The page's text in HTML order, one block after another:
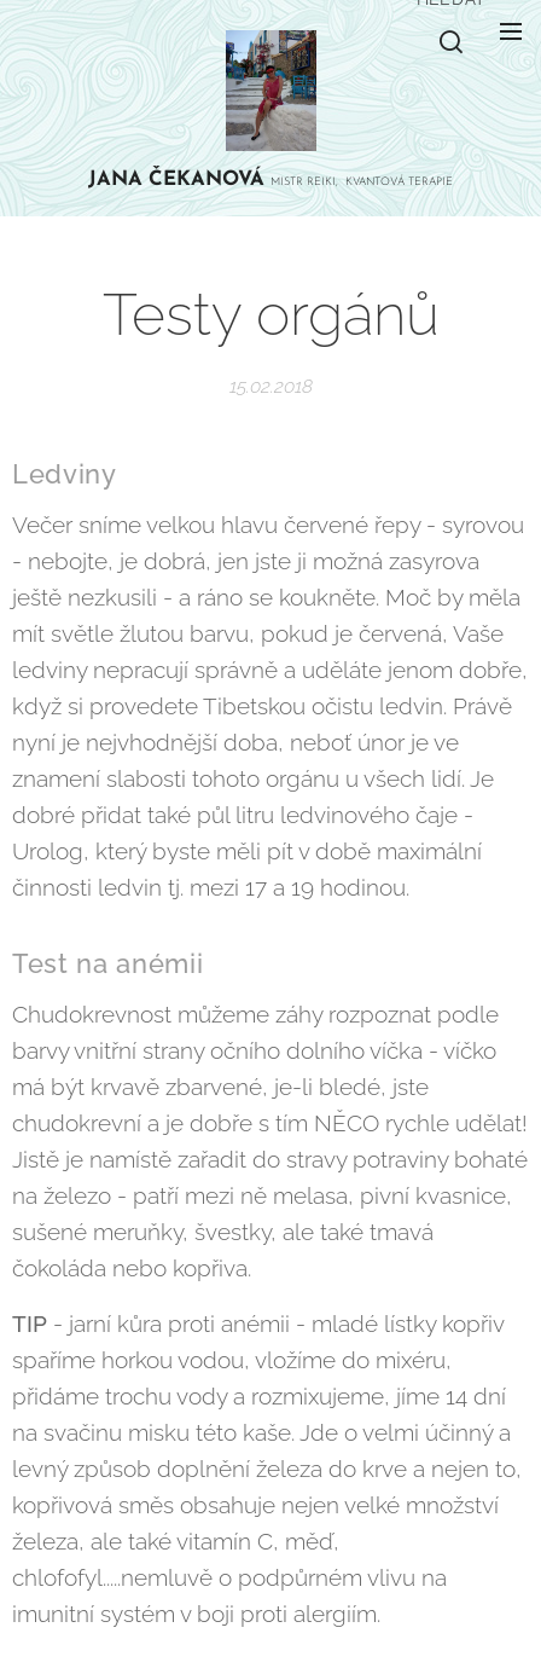
JANAČEKANOVÁ MISTR REIKI, KVANTOVÁ TERAPIE
Testy orgánů
15.02.2018
Ledviny
Večer sníme velkou hlavu červené řepy - syrovou
- nebojte, je dobrá, jen jste ji možná zasyrova
ještě nezkusili - a ráno se koukněte. Moč by měla
mít světle žlutou barvu, pokud je červená, Vaše
ledviny nepracují správně a uděláte jenom dobře,
když si provedete Tibetskou očistu ledvin. Právě
nyní je nejvhodnější doba, neboť únor je ve
znamení slabosti tohoto orgánu u všech lidí. Je
dobré přidat také půl litru ledvinového čaje -
Urolog, který byste měli pít v době maximální
činnosti ledvin tj. mezi 17 a 19 hodinou.
Test na anémii
Chudokrevnost můžeme záhy rozpoznat podle
barvy vnitřní strany očního dolního víčka - víčko
má být krvavě zbarvené, je-li bledé, jste
chudokrevní a je dobře s tím NĚCO rychle udělat!
Jistě je namístě zařadit do stravy potraviny bohaté
na železo - patří mezi ně melasa, pivní kvasnice,
sušené meruňky, švestky, ale také tmavá
čokoláda nebo kopřiva.
TIP - jarní kůra proti anémii - mladé lístky kopřiv
spaříme horkou vodou, vložíme do mixéru,
přidáme trochu vody a rozmixujeme, jíme 14 dní
na svačinu misku této kaše. Jde o velmi účinný a
levný způsob doplnění železa do krve a nejen to,
kopřivová směs obsahuje nejen velké množství
železa, ale také vitamín C, měď,
chlofofyl.....nemluvě o podpůrném vlivu na
imunitní systém v boji proti alergiím.